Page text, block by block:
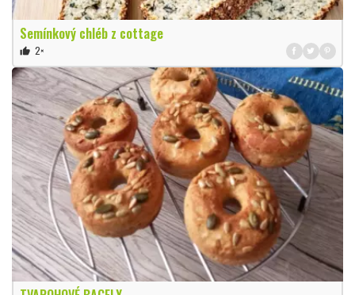
Semínkový chléb z cottage
thumb_up 2×